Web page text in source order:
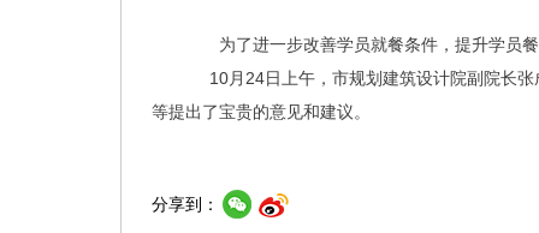
为了进一步改善学员就餐条件，提升学员餐
10月 24日上午，市规划建筑设计院副院长
等提出了宝贵的意见和建议。
分享到：